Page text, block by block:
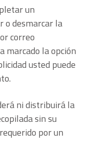
un
o desmarcar la
correo
marcado la opción
usted puede
ni distribuirá la
sin su
por un